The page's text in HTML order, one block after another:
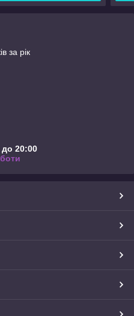
за рік
до 20:00